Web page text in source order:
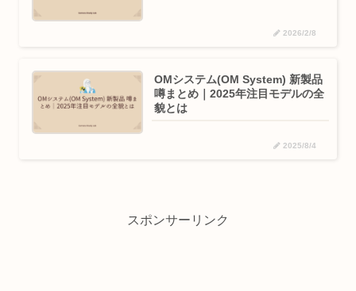
2026/2/8
OMシステム(OM System) 新製品
噂まとめ｜2025年注目モデルの全
貌とは
2025/8/4
スポンサーリンク